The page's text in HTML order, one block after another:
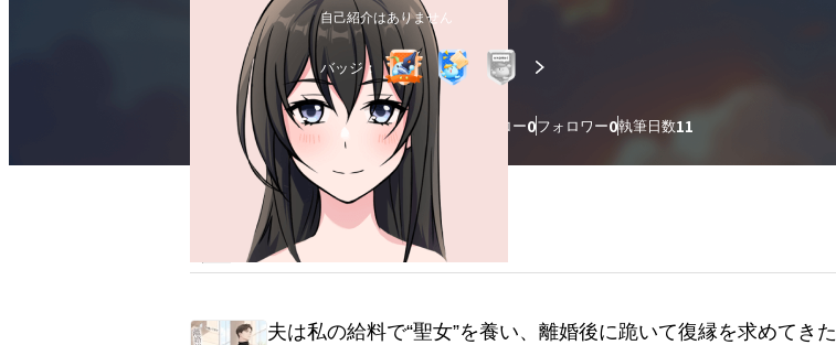
自己紹介はありません
バッジ：
作品1 執筆文字数 フォロー0フォロワー0執筆日数11
ブックマーク更新カレンダー
夫は私の給料で“聖女”を養い、離婚後に跪いて復縁を求めてきた